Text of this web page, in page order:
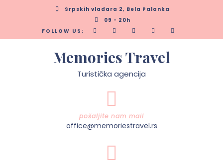
Srpskih vladara 2, Bela Palanka
09 - 20h
FOLLOW US:
Memories Travel
Turistička agencija
pošaljite nam mail
office@memoriestravel.rs